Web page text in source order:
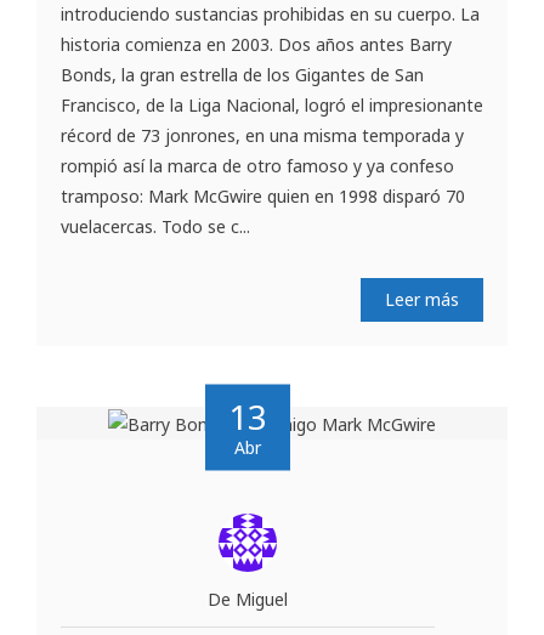
introduciendo sustancias prohibidas en su cuerpo. La
historia comienza en 2003. Dos años antes Barry
Bonds, la gran estrella de los Gigantes de San
Francisco, de la Liga Nacional, logró el impresionante
récord de 73 jonrones, en una misma temporada y
rompió así la marca de otro famoso y ya confeso
tramposo: Mark McGwire quien en 1998 disparó 70
vuelacercas. Todo se c...
Leer más
13
Abr
De Miguel